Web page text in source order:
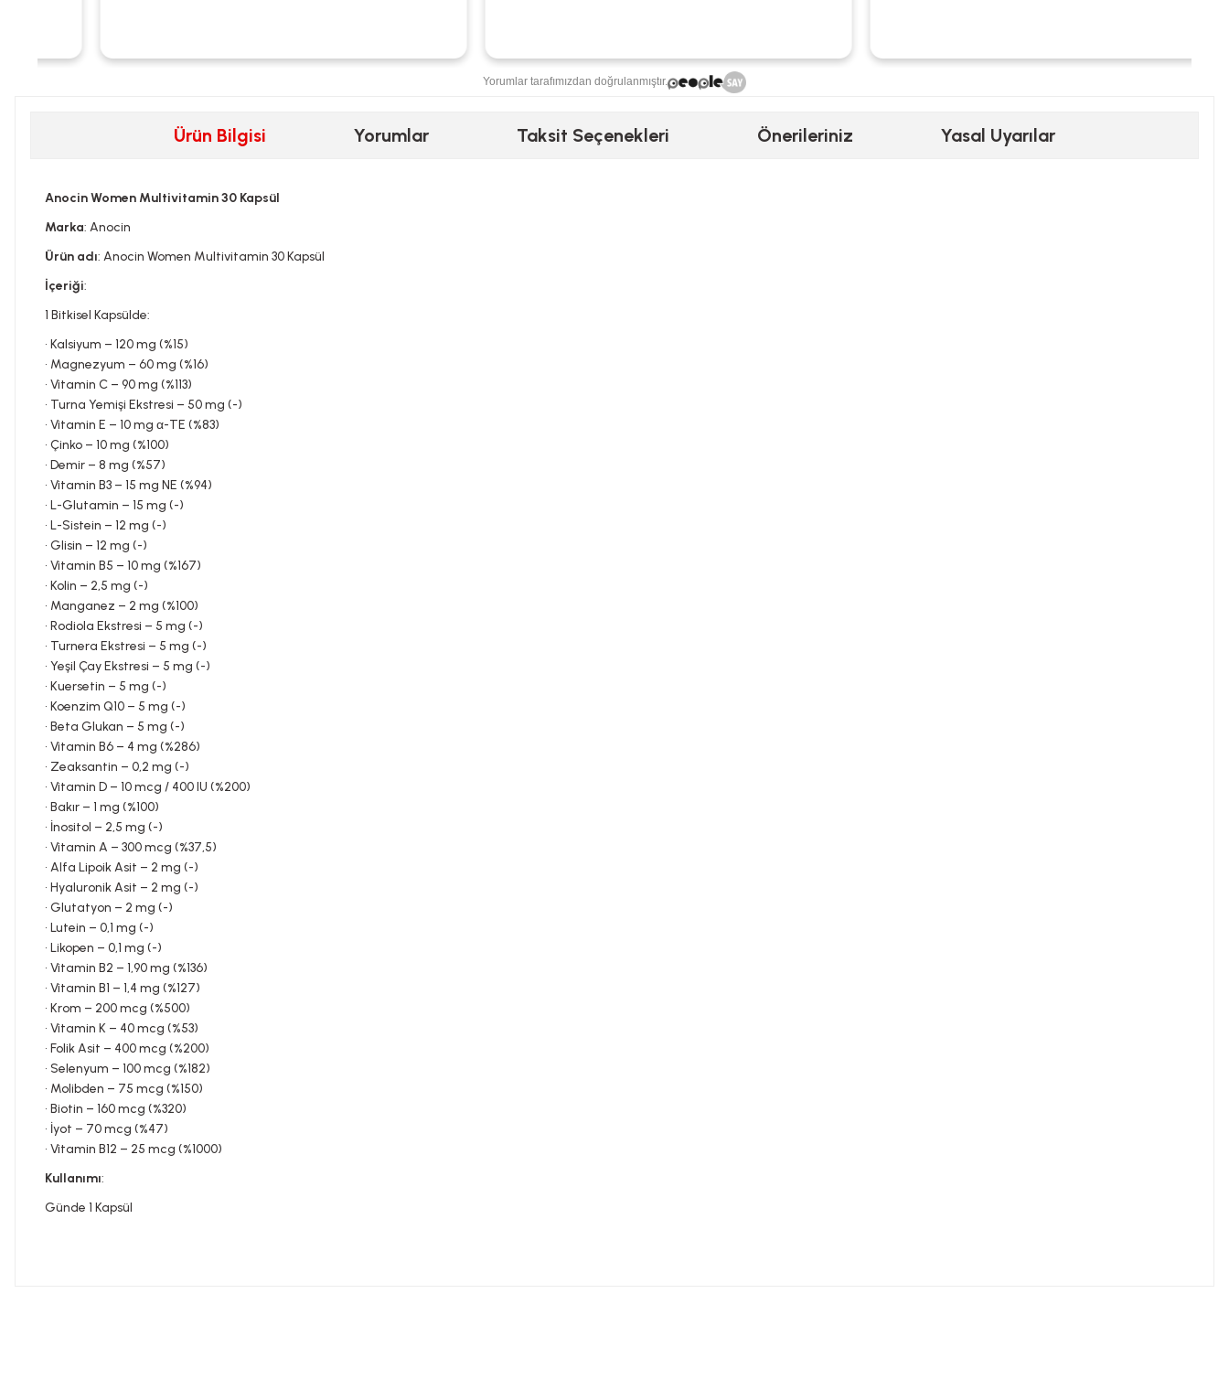
Yorumlar tarafımızdan doğrulanmıştır.
Ürün Bilgisi Yorumlar Taksit Seçenekleri Önerileriniz Yasal Uyarılar
Anocin Women Multivitamin 30 Kapsül
Marka: Anocin
Ürün adı: Anocin Women Multivitamin 30 Kapsül
İçeriği:
1 Bitkisel Kapsülde:
• Kalsiyum – 120 mg (%15)
• Magnezyum – 60 mg (%16)
• Vitamin C – 90 mg (%113)
• Turna Yemişi Ekstresi – 50 mg (-)
• Vitamin E – 10 mg α-TE (%83)
• Çinko – 10 mg (%100)
• Demir – 8 mg (%57)
• Vitamin B3 – 15 mg NE (%94)
• L-Glutamin – 15 mg (-)
• L-Sistein – 12 mg (-)
• Glisin – 12 mg (-)
• Vitamin B5 – 10 mg (%167)
• Kolin – 2,5 mg (-)
• Manganez – 2 mg (%100)
• Rodiola Ekstresi – 5 mg (-)
• Turnera Ekstresi – 5 mg (-)
• Yeşil Çay Ekstresi – 5 mg (-)
• Kuersetin – 5 mg (-)
• Koenzim Q10 – 5 mg (-)
• Beta Glukan – 5 mg (-)
• Vitamin B6 – 4 mg (%286)
• Zeaksantin – 0,2 mg (-)
• Vitamin D – 10 mcg / 400 IU (%200)
• Bakır – 1 mg (%100)
• İnositol – 2,5 mg (-)
• Vitamin A – 300 mcg (%37,5)
• Alfa Lipoik Asit – 2 mg (-)
• Hyaluronik Asit – 2 mg (-)
• Glutatyon – 2 mg (-)
• Lutein – 0,1 mg (-)
• Likopen – 0,1 mg (-)
• Vitamin B2 – 1,90 mg (%136)
• Vitamin B1 – 1,4 mg (%127)
• Krom – 200 mcg (%500)
• Vitamin K – 40 mcg (%53)
• Folik Asit – 400 mcg (%200)
• Selenyum – 100 mcg (%182)
• Molibden – 75 mcg (%150)
• Biotin – 160 mcg (%320)
• İyot – 70 mcg (%47)
• Vitamin B12 – 25 mcg (%1000)
Kullanımı:
Günde 1 Kapsül